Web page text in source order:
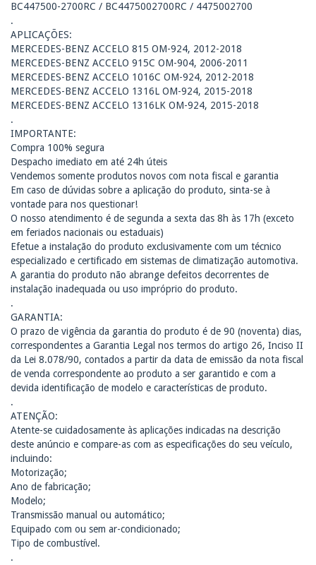
BC447500-2700RC / BC4475002700RC / 4475002700
.
APLICAÇÕES:
MERCEDES-BENZ ACCELO 815 OM-924, 2012-2018
MERCEDES-BENZ ACCELO 915C OM-904, 2006-2011
MERCEDES-BENZ ACCELO 1016C OM-924, 2012-2018
MERCEDES-BENZ ACCELO 1316L OM-924, 2015-2018
MERCEDES-BENZ ACCELO 1316LK OM-924, 2015-2018
.
IMPORTANTE:
Compra 100% segura
Despacho imediato em até 24h úteis
Vendemos somente produtos novos com nota fiscal e garantia
Em caso de dúvidas sobre a aplicação do produto, sinta-se à
vontade para nos questionar!
O nosso atendimento é de segunda a sexta das 8h às 17h (exceto
em feriados nacionais ou estaduais)
Efetue a instalação do produto exclusivamente com um técnico
especializado e certificado em sistemas de climatização automotiva.
A garantia do produto não abrange defeitos decorrentes de
instalação inadequada ou uso impróprio do produto.
.
GARANTIA:
O prazo de vigência da garantia do produto é de 90 (noventa) dias,
correspondentes a Garantia Legal nos termos do artigo 26, Inciso II
da Lei 8.078/90, contados a partir da data de emissão da nota fiscal
de venda correspondente ao produto a ser garantido e com a
devida identificação de modelo e características de produto.
.
ATENÇÃO:
Atente-se cuidadosamente às aplicações indicadas na descrição
deste anúncio e compare-as com as especificações do seu veículo,
incluindo:
Motorização;
Ano de fabricação;
Modelo;
Transmissão manual ou automático;
Equipado com ou sem ar-condicionado;
Tipo de combustível.
.